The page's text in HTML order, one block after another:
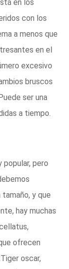
en los
con los
a menos que
en el
excesivo
bruscos
ser una
a tiempo.
popular, pero
y que
hay muchas
ofrecen
oscar,